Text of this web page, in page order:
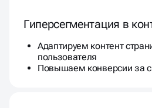
Гиперсегментация в
Адаптируем контент
пользователя
Повышаем конверсии за